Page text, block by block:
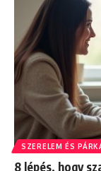
SZERELEM ÉS
8 lépés, hogy